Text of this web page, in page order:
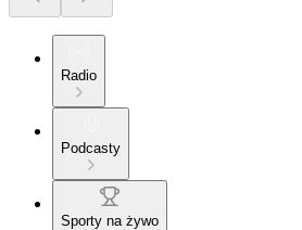
Radio
Podcasty
Sporty na żywo